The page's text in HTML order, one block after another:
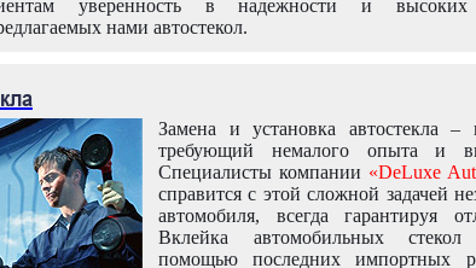
уверенность в надежности и высоких
нами автостекол.
Замена и установка автостекла –
требующий немалого опыта и
Специалисты компании «DeLuxe
справится с этой сложной задачей
автомобиля, всегда гарантируя
Вклейка автомобильных
помощью последних импортных